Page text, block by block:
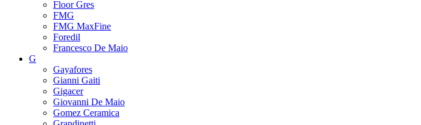
Floor Gres
FMG
FMG MaxFine
Foredil
Francesco De Maio
G
Gayafores
Gianni Gaiti
Gigacer
Giovanni De Maio
Gomez Ceramica